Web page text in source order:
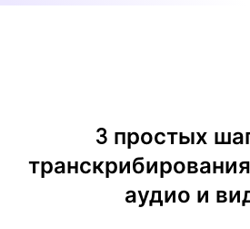
3 простых
аудио и